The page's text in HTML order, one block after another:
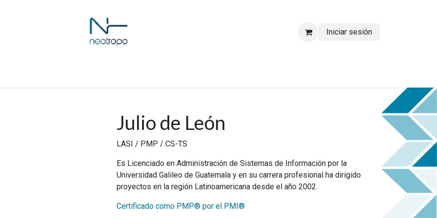
Iniciar sesión
Julio de León
LASI / PMP / CS-TS
Es Licenciado en Administración de Sistemas de Información por la
Universidad Galileo de Guatemala y en su carrera profesional ha dirigido
proyectos en la región Latinoamericana desde el año 2002.
Certificado como PMP® por el PMI®